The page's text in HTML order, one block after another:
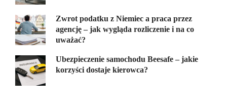
Zwrot podatku z Niemiec a praca przez
agencję – jak wygląda rozliczenie i na co
uważać?
Ubezpieczenie samochodu Beesafe – jakie
korzyści dostaje kierowca?